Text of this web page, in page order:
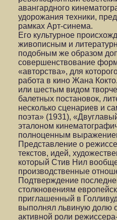
авангардного
удорожания техники,
рамках Арт-синема.
Его культурное
живописным и
подобным же образом
совершенствование
«авторства», для
работа в кино Жана
или шестым видом
балетных постановок,
несколько сценариев и
поэта» (1931),
эталоном
полноценным
Представление о
текстов, идей,
который Стив Нил
производственные
Подтверждение
столкновениям
приглашенный в
выполнял львиную долю
активной роли